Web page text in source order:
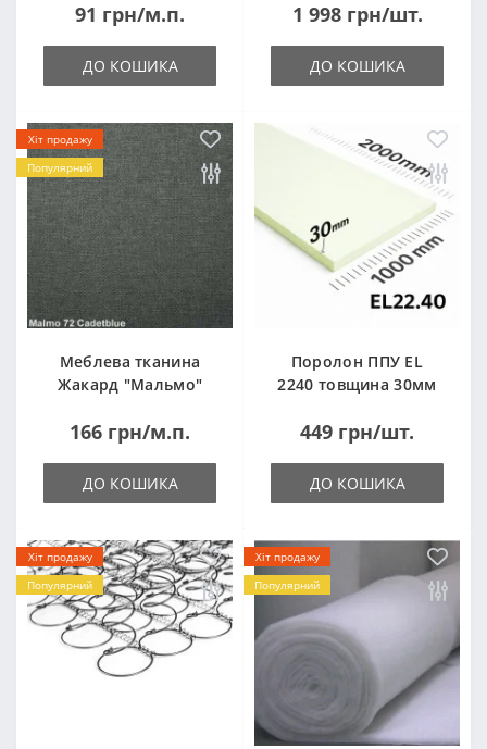
91 грн/м.п.
ДО КОШИКА
1 998 грн/шт.
ДО КОШИКА
Хіт продажу
Популярний
Меблева тканина
Жакард "Мальмо"
166 грн/м.п.
ДО КОШИКА
Поролон ППУ EL
2240 товщина 30мм
(1000x2000мм)
449 грн/шт.
ДО КОШИКА
Хіт продажу
Популярний
Хіт продажу
Популярний